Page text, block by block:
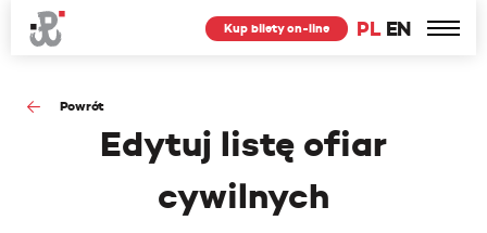
PL EN
Kup bilety on-line
Powrót
Edytuj listę ofiar
cywilnych